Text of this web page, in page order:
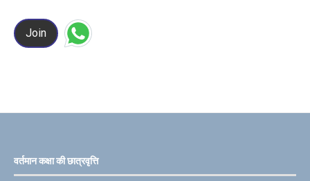
Join
वर्तमान कक्षा की छात्रवृत्ति